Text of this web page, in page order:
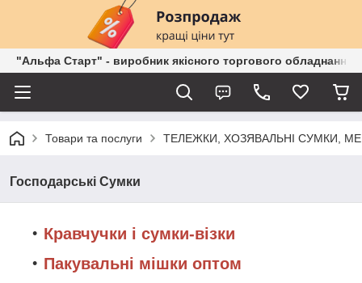
"Альфа Старт" - виробник якісного торгового обладнання
Товари та послуги ТЕЛЕЖКИ, ХОЗЯВАЛЬНІ СУМКИ,
Господарські Сумки
Кравчучки і сумки-візки
Пакувальні мішки оптом